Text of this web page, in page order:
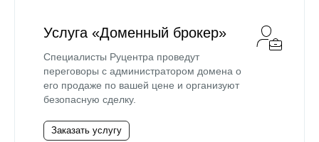
Услуга «Доменный брокер»
Специалисты Руцентра проведут
переговоры с администратором домена о
его продаже по вашей цене и организуют
безопасную сделку.
Заказать услугу